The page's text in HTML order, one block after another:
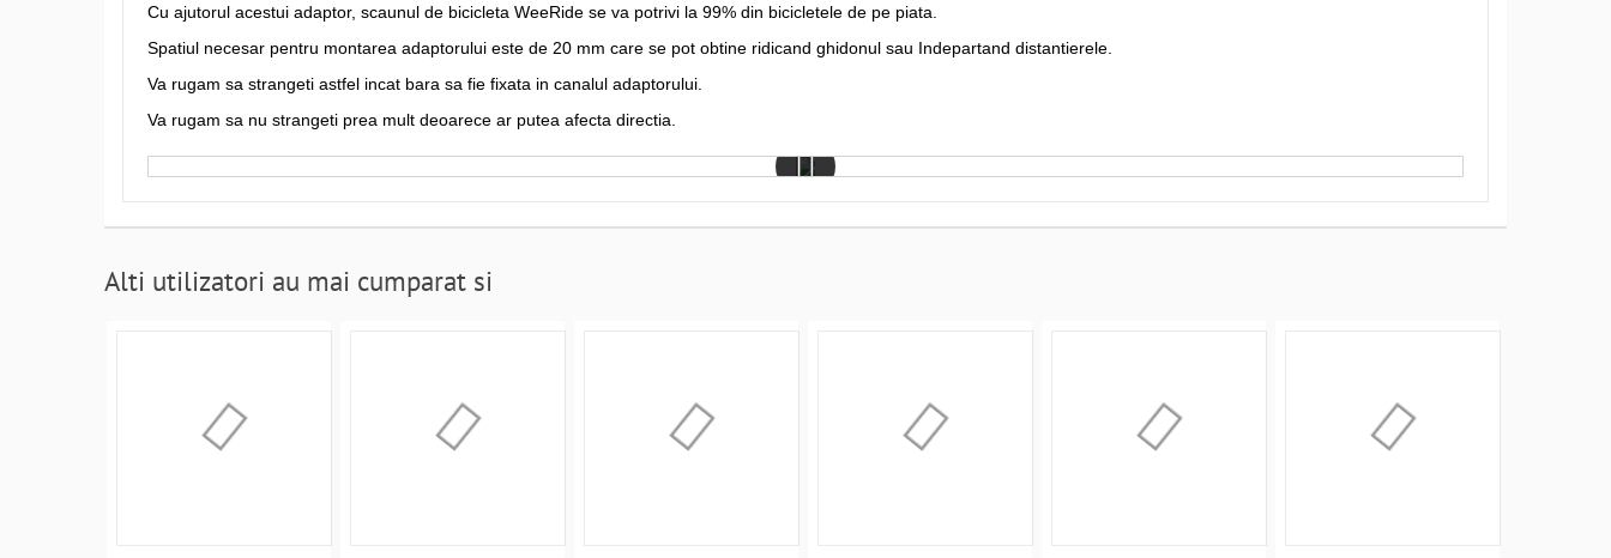
Cu ajutorul acestui adaptor, scaunul de bicicleta WeeRide se va potrivi la 99% din bicicletele de pe piata.
Spatiul necesar pentru montarea adaptorului este de 20 mm care se pot obtine ridicand ghidonul sau Indepartand distantierele.
Va rugam sa strangeti astfel incat bara sa fie fixata in canalul adaptorului.
Va rugam sa nu strangeti prea mult deoarece ar putea afecta directia.
Alti utilizatori au mai cumparat si